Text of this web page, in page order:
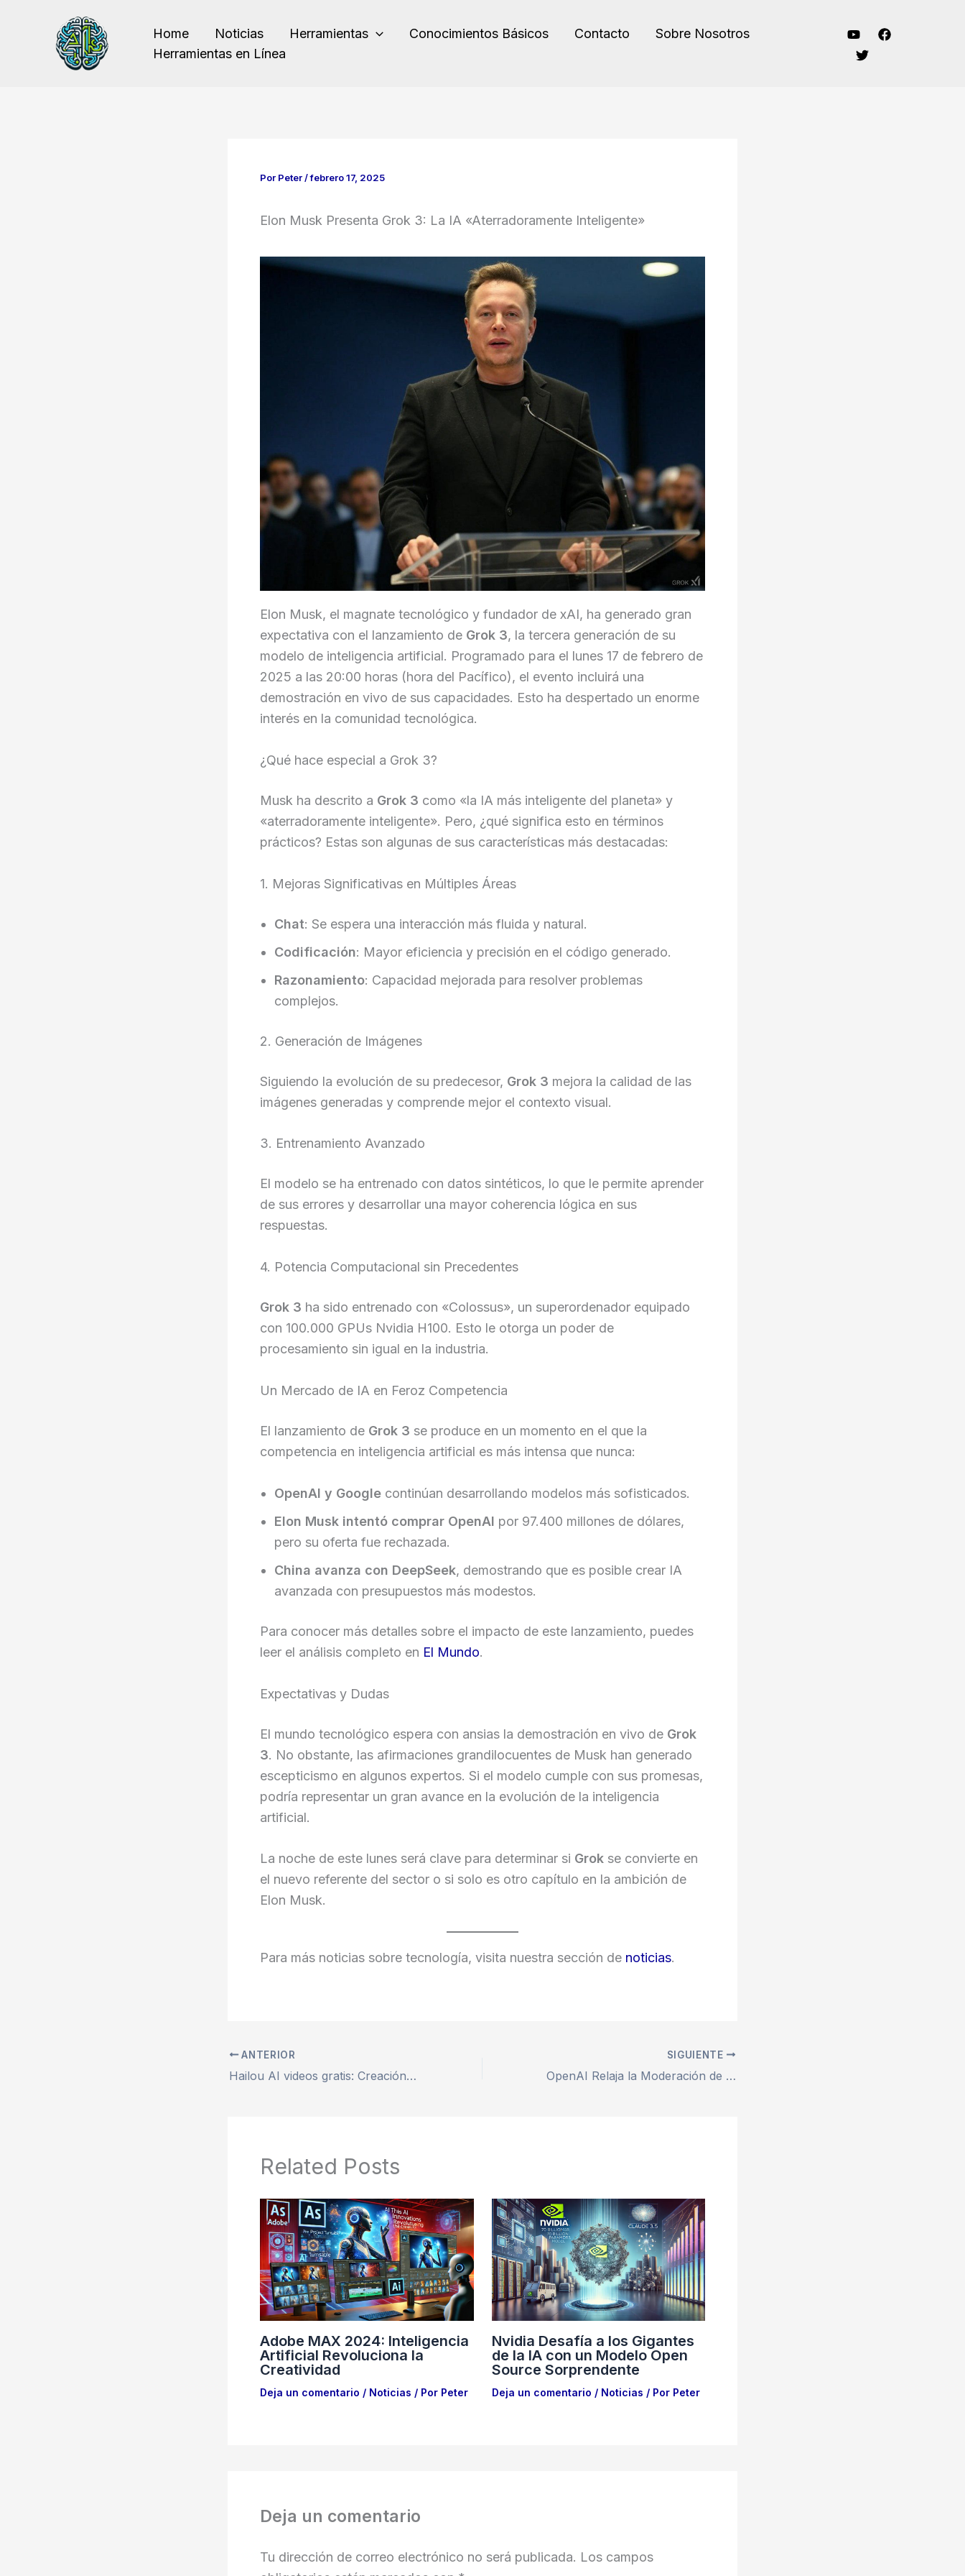
contenido
Home Noticias Herramientas Conocimientos Básicos Contacto
Sobre Nosotros
Herramientas en Línea
Por Peter/febrero 17, 2025
Elon Musk Presenta Grok 3: La IA «Aterradoramente Inteligente»
Elon Musk, el magnate tecnológico y fundador de xAI, ha generado gran
expectativa con el lanzamiento de Grok 3, la tercera generación de su
modelo de inteligencia artificial. Programado para el lunes 17 de febrero de
2025 a las 20:00 horas (hora del Pacífico), el evento incluirá una
demostración en vivo de sus capacidades. Esto ha despertado un enorme
interés en la comunidad tecnológica.
¿Qué hace especial a Grok 3?
Musk ha descrito a Grok 3 como «la IA más inteligente del planeta» y
«aterradoramente inteligente». Pero, ¿qué significa esto en términos
prácticos? Estas son algunas de sus características más destacadas:
1. Mejoras Significativas en Múltiples Áreas
Chat: Se espera una interacción más fluida y natural.
Codificación: Mayor eficiencia y precisión en el código generado.
Razonamiento: Capacidad mejorada para resolver problemas
complejos.
2. Generación de Imágenes
Siguiendo la evolución de su predecesor, Grok 3 mejora la calidad de las
imágenes generadas y comprende mejor el contexto visual.
3. Entrenamiento Avanzado
El modelo se ha entrenado con datos sintéticos, lo que le permite aprender
de sus errores y desarrollar una mayor coherencia lógica en sus
respuestas.
4. Potencia Computacional sin Precedentes
Grok 3 ha sido entrenado con «Colossus», un superordenador equipado
con 100.000 GPUs Nvidia H100. Esto le otorga un poder de
procesamiento sin igual en la industria.
Un Mercado de IA en Feroz Competencia
El lanzamiento de Grok 3 se produce en un momento en el que la
competencia en inteligencia artificial es más intensa que nunca:
OpenAI y Google continúan desarrollando modelos más sofisticados.
Elon Musk intentó comprar OpenAI por 97.400 millones de dólares,
pero su oferta fue rechazada.
China avanza con DeepSeek, demostrando que es posible crear IA
avanzada con presupuestos más modestos.
Para conocer más detalles sobre el impacto de este lanzamiento, puedes
leer el análisis completo en El Mundo.
Expectativas y Dudas
El mundo tecnológico espera con ansias la demostración en vivo de Grok
3. No obstante, las afirmaciones grandilocuentes de Musk han generado
escepticismo en algunos expertos. Si el modelo cumple con sus promesas,
podría representar un gran avance en la evolución de la inteligencia
artificial.
La noche de este lunes será clave para determinar si Grok se convierte en
el nuevo referente del sector o si solo es otro capítulo en la ambición de
Elon Musk.
Para más noticias sobre tecnología, visita nuestra sección de noticias.
ANTERIOR
Hailou AI videos gratis: Creación de Videos con Inteligencia Artificial
SIGUIENTE
OpenAI Relaja la Moderación de ChatGPT: Un Cambio Controvertido
Related Posts
Adobe MAX 2024: Inteligencia
Artificial Revoluciona la
Creatividad
Deja un comentario / Noticias / Por Peter
Nvidia Desafía a los Gigantes
de la IA con un Modelo Open
Source Sorprendente
Deja un comentario / Noticias / Por Peter
Deja un comentario
Tu dirección de correo electrónico no será publicada. Los campos